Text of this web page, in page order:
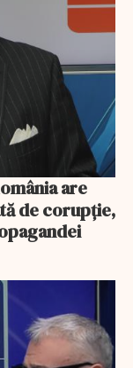
de corupție,